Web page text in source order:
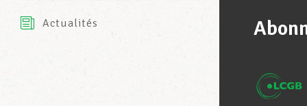
Actualités